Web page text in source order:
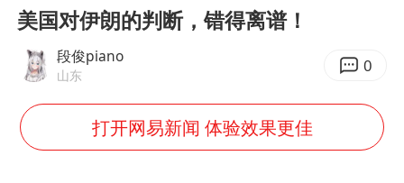
“银行午休1.5小时”留个窗口行不行
要给全体职工“应休尽休”的底气
美国对伊朗的判断，错得离谱！
段俊piano
山东 0
打开网易新闻 体验效果更佳